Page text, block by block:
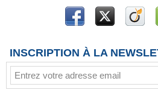
INSCRIPTION À LA